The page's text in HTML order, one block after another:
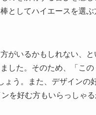
としてハイエースを選
がいるかもしれない、
した。そのため、「こ
ょう。また、デザインの
を好む方もいらっしゃる